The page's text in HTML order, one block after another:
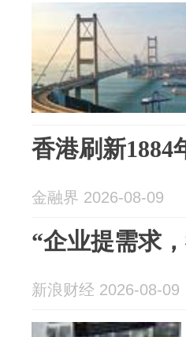
香港刷新1884
金融界 2026-08-09
“企业提需求
新浪财经 2026-08-09